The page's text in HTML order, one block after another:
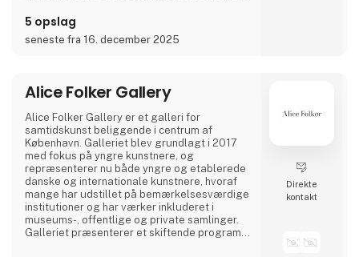
Luca Bjørnsten (DK)
Benny Brankovic (DK)
Holly Halkes (EN)
Nacho Eterno (ES)
5 opslag
seneste fra 16. december 2025
Alice Folker Gallery
Alice Folker Gallery er et galleri for
samtidskunst beliggende i centrum af
København. Galleriet blev grundlagt i 2017
med fokus på yngre kunstnere, og
repræsenterer nu både yngre og etablerede
danske og internationale kunstnere, hvoraf
mange har udstillet på bemærkelsesværdige
institutioner og har værker inkluderet i
museums-, offentlige og private samlinger.
Galleriet præsenterer et skiftende program
Direkte
kontakt